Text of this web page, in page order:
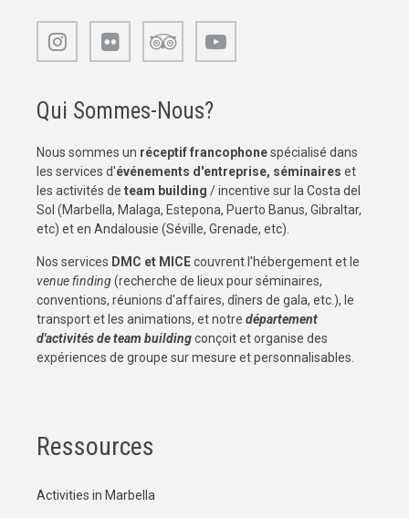
Qui Sommes-Nous?
Nous sommes un réceptif francophonespécialisé dans
les services d'événements d'entreprise, séminaires et
les activités de team building / incentive sur la Costa del
Sol (Marbella, Malaga, Estepona, Puerto Banus, Gibraltar,
etc) et en Andalousie (Séville, Grenade, etc).
Nos services DMC et MICEcouvrent l'hébergement et le
venue finding(recherche de lieux pour séminaires,
conventions, réunions d'affaires, dîners de gala, etc.), le
transport et les animations, et notre département
d'activités de team buildingconçoit et organise des
expériences de groupe sur mesure et personnalisables.
Ressources
Activities in Marbella